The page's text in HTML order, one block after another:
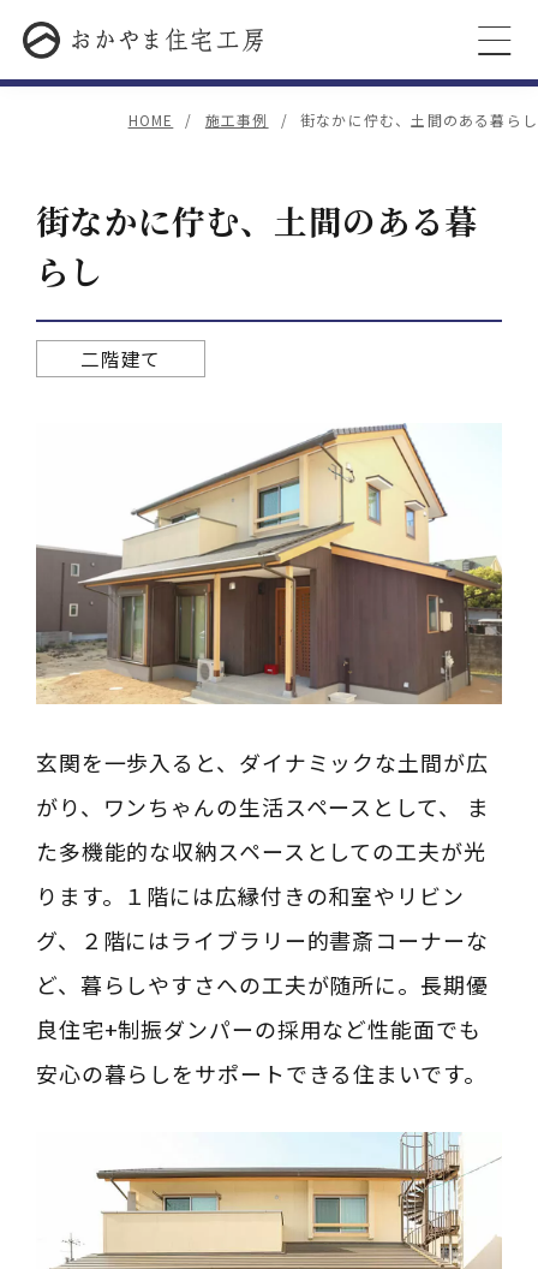
HOME 施工事例 街なかに佇む、土間のある暮らし
街なかに佇む、土間のある暮
らし
二階建て
玄関を一歩入ると、ダイナミックな土間が広
がり、ワンちゃんの生活スペースとして、 ま
た多機能的な収納スペースとしての工夫が光
ります。１階には広縁付きの和室やリビン
グ、２階にはライブラリー的書斎コーナーな
ど、暮らしやすさへの工夫が随所に。長期優
良住宅+制振ダンパーの採用など性能面でも
安心の暮らしをサポートできる住まいです。